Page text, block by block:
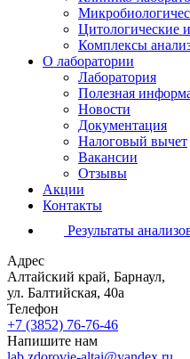
Цитологические
Комплексы
О лаборатории
Лаборатория
Полезная
Новости
Документация
Налоговый вычет
Вакансии
Отзывы
Акции
Контакты
Результаты
Адрес
Алтайский край, Барнаул,
ул. Балтийская, 40а
Телефон
+7 (3852) 76-76-46
Напишите нам